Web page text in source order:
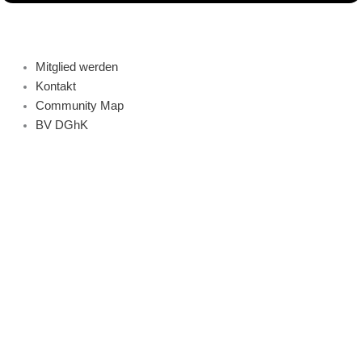
Mitglied werden
Kontakt
Community Map
BV DGhK